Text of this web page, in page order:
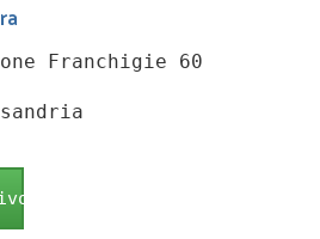
Franchigie 60